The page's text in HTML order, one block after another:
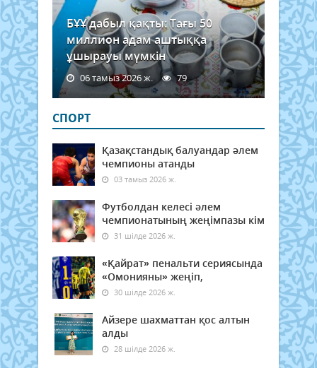
БҰҰ дабыл қақты: Тағы 50
миллион адам аштыққа
ұшырауы мүмкін
06 тамыз 2026 ж. 79
СПОРТ
Қазақстандық балуандар әлем
чемпионы атанды
03 тамыз 2026 ж.
Футболдан келесі әлем
чемпионатының жеңімпазы кім
31 шілде 2026 ж.
«Қайрат» пенальти сериясында
«Омонияны» жеңіп,
30 шілде 2026 ж.
Айзере шахматтан қос алтын
алды
28 шілде 2026 ж.